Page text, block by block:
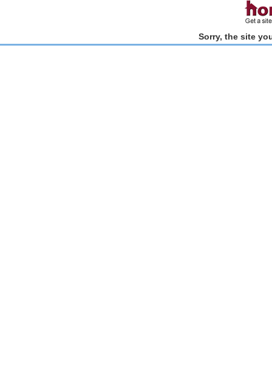
Sorry, the site